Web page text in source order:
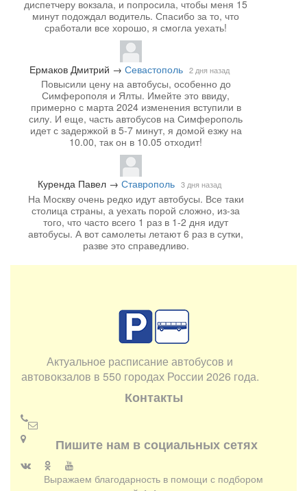
диспетчеру вокзала, и попросила, чтобы меня 15
минут подождал водитель. Спасибо за то, что
сработали все хорошо, я смогла уехать!
Ермаков Дмитрий → Севастополь 2 дня назад
Повысили цену на автобусы, особенно до
Симферополя и Ялты. Имейте это ввиду,
примерно с марта 2024 изменения вступили в
силу. И еще, часть автобусов на Симферополь
идет с задержкой в 5-7 минут, я домой езжу на
10.00, так он в 10.05 отходит!
Куренда Павел→ Ставрополь 3 дня назад
На Москву очень редко идут автобусы. Все таки
столица страны, а уехать порой сложно, из-за
того, что часто всего 1 раз в 1-2 дня идут
автобусы. А вот самолеты летают 6 раз в сутки,
разве это справедливо.
Актуальное расписание автобусов и
автовокзалов в 550 городах России 2026 года.
Контакты
Пишите нам в социальных сетях
Выражаем благодарность в помощи с подбором